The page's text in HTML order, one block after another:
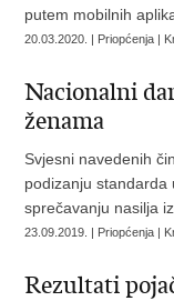
putem mobilnih
20.03.2020. | Priopćenja |
Nacionalni
ženama
Svjesni navedenih
podizanju standarda
sprečavanju nasilja
23.09.2019. | Priopćenja |
Rezultati